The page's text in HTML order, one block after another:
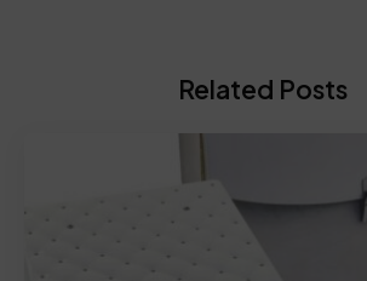
Related Posts